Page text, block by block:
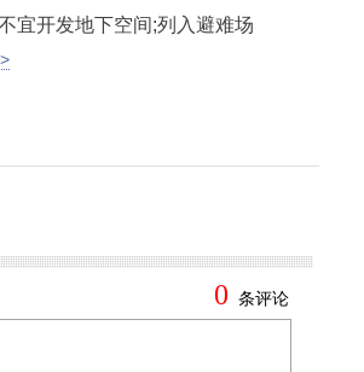
开发地下空间;列入避难场